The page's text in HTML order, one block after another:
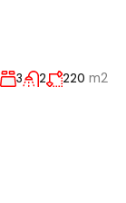
3 2 220 m2